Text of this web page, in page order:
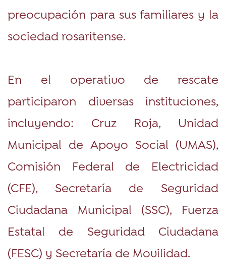
preocupación para sus familiares y la
sociedad rosaritense.
En el operativo de rescate
participaron diversas instituciones,
incluyendo: Cruz Roja, Unidad
Municipal de Apoyo Social (UMAS),
Comisión Federal de Electricidad
(CFE), Secretaría de Seguridad
Ciudadana Municipal (SSC), Fuerza
Estatal de Seguridad Ciudadana
(FESC) y Secretaría de Movilidad.